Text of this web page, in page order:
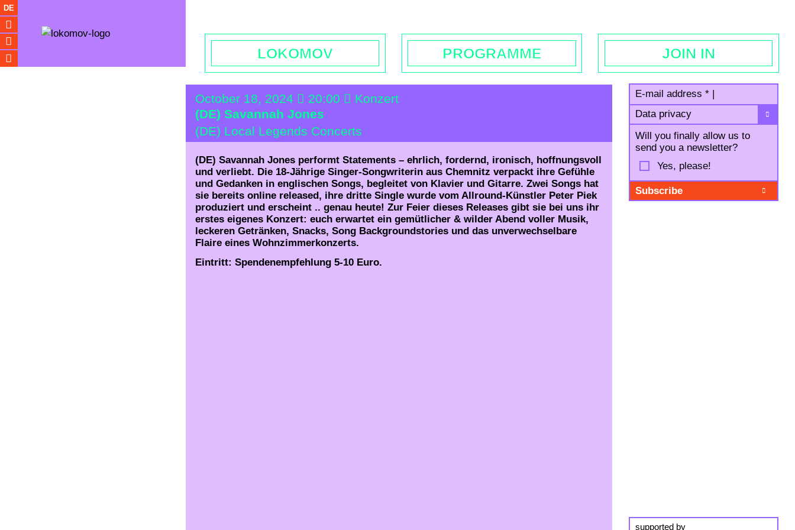
DE
LOKOMOV PROGRAMME JOIN IN
October 18, 2024 20:00
Konzert
(DE) Savannah Jones
(DE) Local Legends Concerts
(DE) Savannah Jones performt Statements – ehrlich, fordernd, ironisch, hoffnungsvoll
und verliebt. Die 18-Jährige Singer-Songwriterin aus Chemnitz verpackt ihre Gefühle
und Gedanken in englischen Songs, begleitet von Klavier und Gitarre. Zwei Songs hat
sie bereits online released, ihre dritte Single wurde vom Allround-Künstler Peter Piek
produziert und erscheint .. genau heute! Zur Feier dieses Releases gibt sie bei uns ihr
erstes eigenes Konzert: euch erwartet ein gemütlicher & wilder Abend voller Musik,
leckeren Getränken, Snacks, Song Backgroundstories und das unverwechselbare
Flaire eines Wohnzimmerkonzerts.
Eintritt: Spendenempfehlung 5-10 Euro.
E-mail address* |
Data privacy
Will you finally allow us to
send you a newsletter?
Yes, please!
supported by